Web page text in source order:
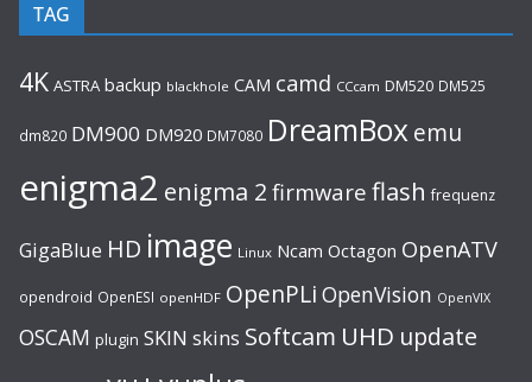
TAG
4K ASTRA backup blackhole CAM camd CCcam DM520 DM525
dm820 DM900 DM920 DM7080 DreamBoxemu
enigma2 enigma 2 firmware flash frequenz
GigaBlue HD image Linux Ncam Octagon OpenATV
opendroid OpenESI openHDF OpenPLi OpenVision OpenVIX
OSCAM plugin SKIN skins Softcam UHD update